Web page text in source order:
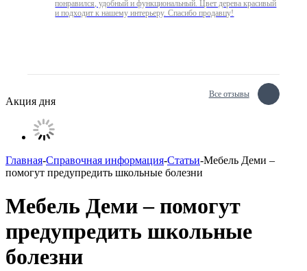
понравился, удобный и функциональный. Цвет дерева красивый
и подходит к нашему интерьеру. Спасибо продавцу!
Все отзывы
Акция дня
Главная-Справочная информация-Статьи-Мебель Деми –
помогут предупредить школьные болезни
Мебель Деми – помогут
предупредить школьные
болезни